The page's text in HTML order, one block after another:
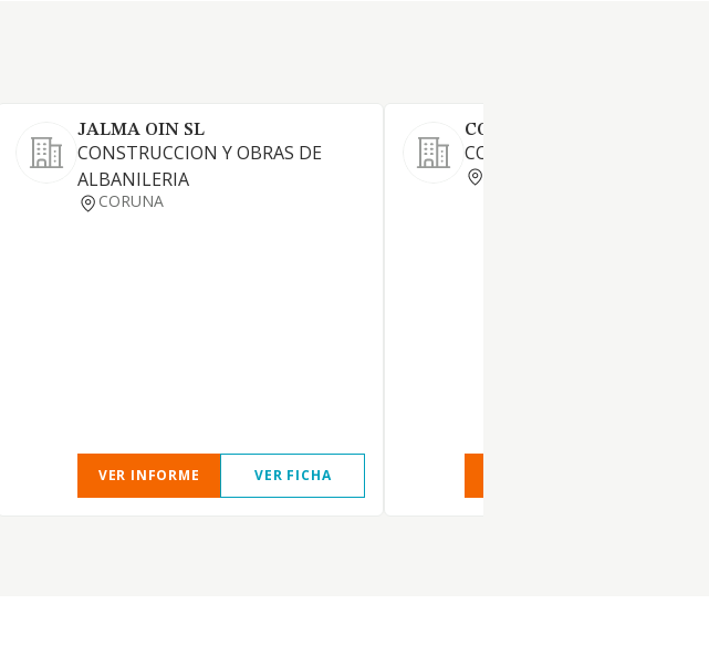
JALMA OIN SL
CONSTRUCCION Y OBRAS DE
ALBANILERIA
CORUNA
VER INFORME VER FICHA
CONSTRUCCIONES TUÑAS
CONSTRUCCION.